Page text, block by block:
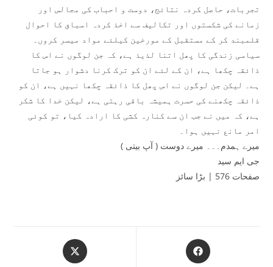
تجربات، حاصل کردہ نتائج، دوست و احباب کی مجالس اور
زمانے کی شکستوں اور تکالیف سے اخذ کردہ اسباق کا احوال
قلمبند کر کے مستقبل کے مورخین کیلئے مواد میسر کروں۔
سیاسی زندگی کا پھل اتنا لذیذ ہے، کہ جن لوگوں نے اس کا
ذائقہ چکھا ہے، ان کے لئے ان کو ترک کرنا دشوار ہو جاتا
ہے۔ لیکن جن لوگوں نے اس پھل کا ذائقہ چکھا نہیں ہے، ان کو
ذائقہ چکھنے کی حسرت ہمیشہ باقی رہتی ہے، لیکن خدا کا شکر
ہے، کہ میں نے جب ان سے کنارہ کشی کا ارادہ کیا، تو کوئی
امر مانع نہیں ہوا۔
میرے ہمدم۔۔۔ میرے دوست ( آپ بیتی )
جی ایم سید
صفحات 576 | بڑا سائز